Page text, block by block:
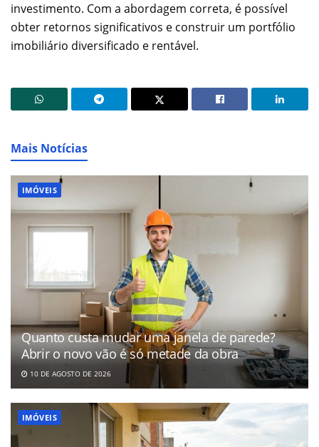
investimento. Com a abordagem correta, é possível
obter retornos significativos e construir um portfólio
imobiliário diversificado e rentável.
Mais Notícias
IMÓVEIS
Quanto custa mudar uma janela de parede?
Abrir o novo vão é só metade da obra
10 DE AGOSTO DE 2026
IMÓVEIS